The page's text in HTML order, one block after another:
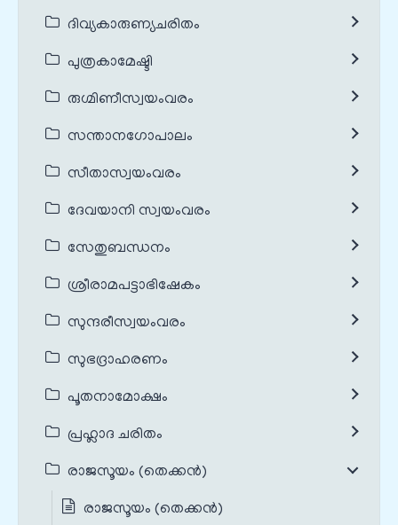
ദിവ്യകാരുണ്യചരിതം
പുത്രകാമേഷ്ടി
രുഗ്മിണീസ്വയംവരം
സന്താനഗോപാലം
സീതാസ്വയംവരം
ദേവയാനി സ്വയംവരം
സേതുബന്ധനം
ശ്രീരാമപട്ടാഭിഷേകം
സുന്ദരീസ്വയംവരം
സുഭദ്രാഹരണം
പൂതനാമോക്ഷം
പ്രഹ്ലാദ ചരിതം
രാജസൂയം (തെക്കൻ)
രാജസൂയം (തെക്കൻ)